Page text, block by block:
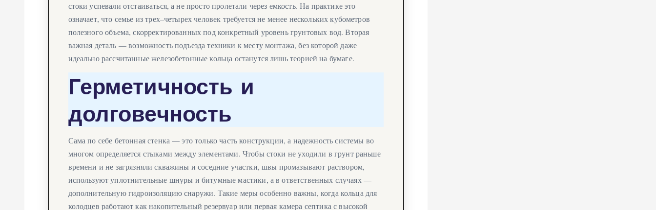
стоки успевали отстаиваться, а не просто пролетали через емкость. На практике это
означает, что семье из трех–четырех человек требуется не менее нескольких кубометров
полезного объема, скорректированных под конкретный уровень грунтовых вод. Вторая
важная деталь — возможность подъезда техники к месту монтажа, без которой даже
идеально рассчитанные железобетонные кольца останутся лишь теорией на бумаге.
Герметичность и
долговечность
Сама по себе бетонная стенка — это только часть конструкции, а надежность системы во
многом определяется стыками между элементами. Чтобы стоки не уходили в грунт раньше
времени и не загрязняли скважины и соседние участки, швы промазывают раствором,
используют уплотнительные шнуры и битумные мастики, а в ответственных случаях —
дополнительную гидроизоляцию снаружи. Такие меры особенно важны, когда кольца для
колодцев работают как накопительный резервуар или первая камера септика с высокой